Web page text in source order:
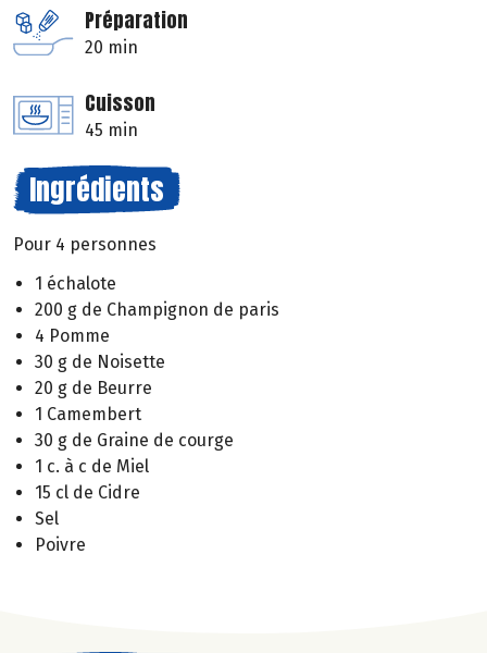
Préparation
20 min
Cuisson
45 min
Ingrédients
Pour 4 personnes
1 échalote
200 g de Champignon de paris
4 Pomme
30 g de Noisette
20 g de Beurre
1 Camembert
30 g de Graine de courge
1 c. à c de Miel
15 cl de Cidre
Sel
Poivre